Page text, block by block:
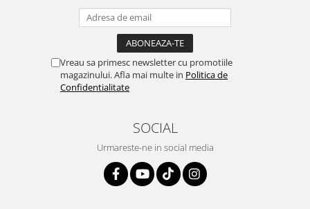
Vreau sa primesc newsletter cu promotiile
magazinului. Afla mai multe in Politica de
Confidentialitate
SOCIAL
Urmareste-ne in social media